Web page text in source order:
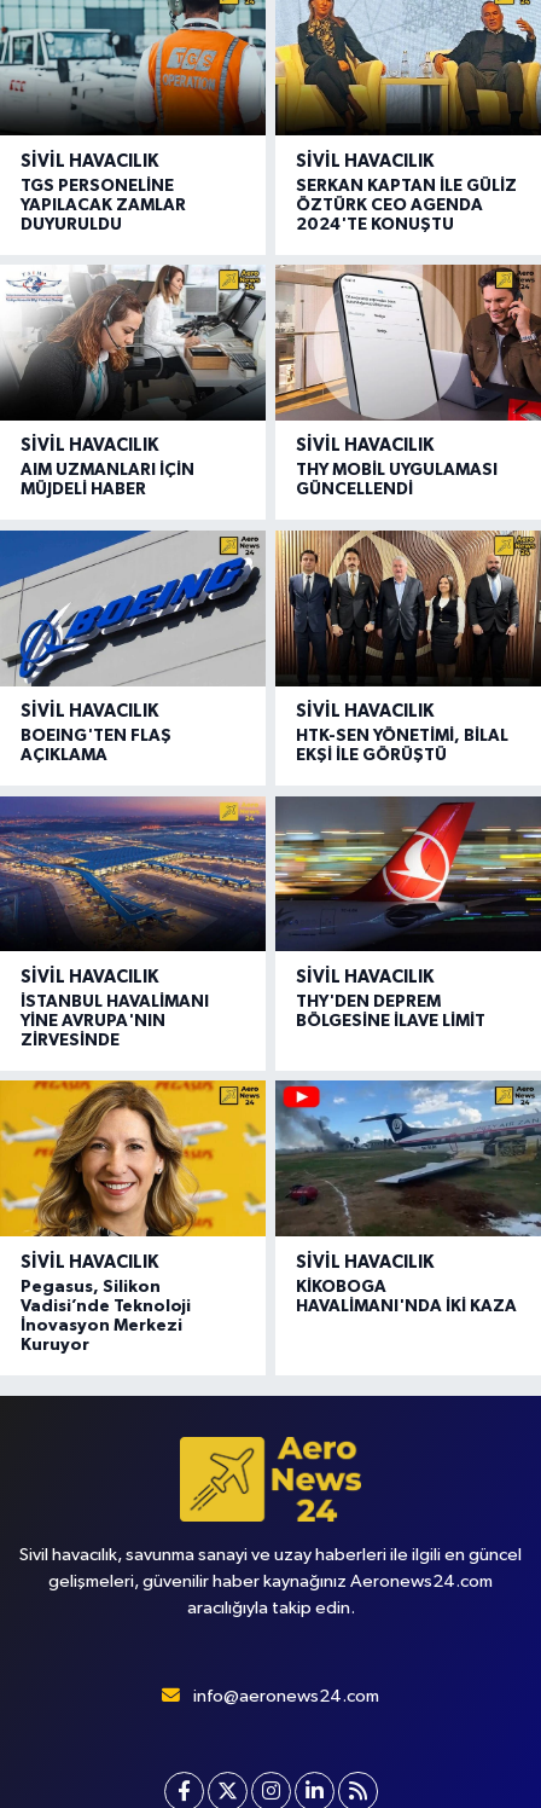
SIVIL HAVACILIK
TGS PERSONELİNE
YAPILACAK ZAMLAR
DUYURULDU
SIVIL HAVACILIK
SERKAN KAPTAN İLE GÜLİZ
ÖZTÜRK CEO AGENDA
2024'TE KONUŞTU
SIVIL HAVACILIK
AIM UZMANLARI İÇİN
MÜJDELİ HABER
SIVIL HAVACILIK
THY MOBİL UYGULAMASI
GÜNCELLENDİ
SIVIL HAVACILIK
BOEING'TEN FLAŞ
AÇIKLAMA
SIVIL HAVACILIK
HTK-SEN YÖNETİMİ, BİLAL
EKŞİ İLE GÖRÜŞTÜ
SIVIL HAVACILIK
İSTANBUL HAVALİMANI
YİNE AVRUPA'NIN
ZİRVESİNDE
SIVIL HAVACILIK
THY'DEN DEPREM
BÖLGESİNE İLAVE LİMİT
SIVIL HAVACILIK
Pegasus, Silikon
Vadisi’nde Teknoloji
İnovasyon Merkezi
Kuruyor
SIVIL HAVACILIK
KİKOBOGA
HAVALİMANI'NDA İKİ KAZA
Sivil havacılık, savunma sanayi ve uzay haberleri ile ilgili en güncel
gelişmeleri, güvenilir haber kaynağınız Aeronews24.com
aracılığıyla takip edin.
info@aeronews24.com